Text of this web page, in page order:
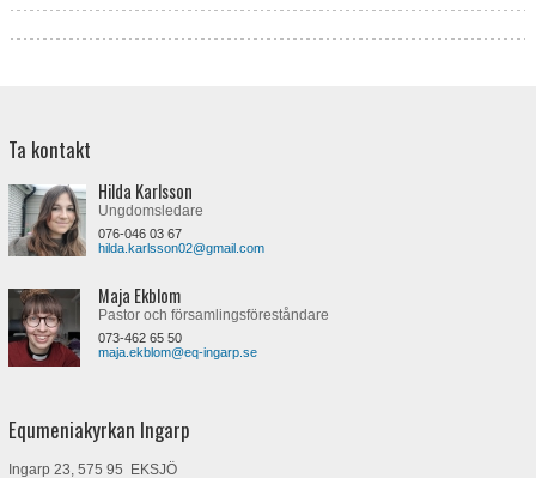
Ta kontakt
Hilda Karlsson
Ungdomsledare
076-046 03 67
hilda.karlsson02@gmail.com
Maja Ekblom
Pastor och församlingsföreståndare
073-462 65 50
maja.ekblom@eq-ingarp.se
Equmeniakyrkan Ingarp
Ingarp 23, 575 95 EKSJÖ